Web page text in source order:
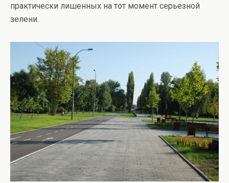
практически лишенных на тот момент серьезной
зелени.